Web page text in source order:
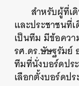
สำหรับผู้ที่เ
และประชาชนที่
เป็นทีม มีข้อควา
รศ.ดร.ษัษฐรัมย์
ทีมที่นั่งบอร์ดปร
เลือกตั้งบอร์ดป